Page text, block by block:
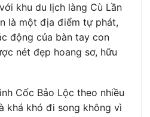
khu du lịch làng Cù Lần
là một địa điểm tự phát,
động của bàn tay con
nét đẹp hoang sơ, hữu
Cốc Bảo Lộc theo nhiều
khá khó đi song không vì